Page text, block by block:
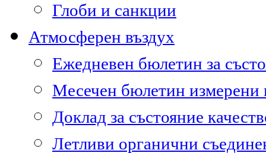
Глоби и санкции
Атмосферен въздух
Ежедневен бюлетин за
Месечен бюлетин
Доклад за състояние
Летливи органични